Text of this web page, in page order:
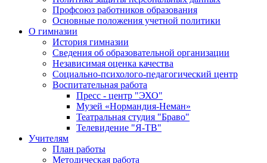
Профсоюз работников образования
Основные положения учетной политики
О гимназии
История гимназии
Сведения об образовательной организации
Независимая оценка качества
Социально-психолого-педагогический центр
Воспитательная работа
Пресс - центр "ЭХО"
Музей «Нормандия-Неман»
Театральная студия "Браво"
Телевидение "Я-ТВ"
Учителям
План работы
Методическая работа